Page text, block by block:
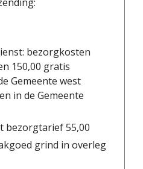
bezorgkosten
150,00 gratis
Gemeente west
in de Gemeente
bezorgtarief 55,00
grind in overleg